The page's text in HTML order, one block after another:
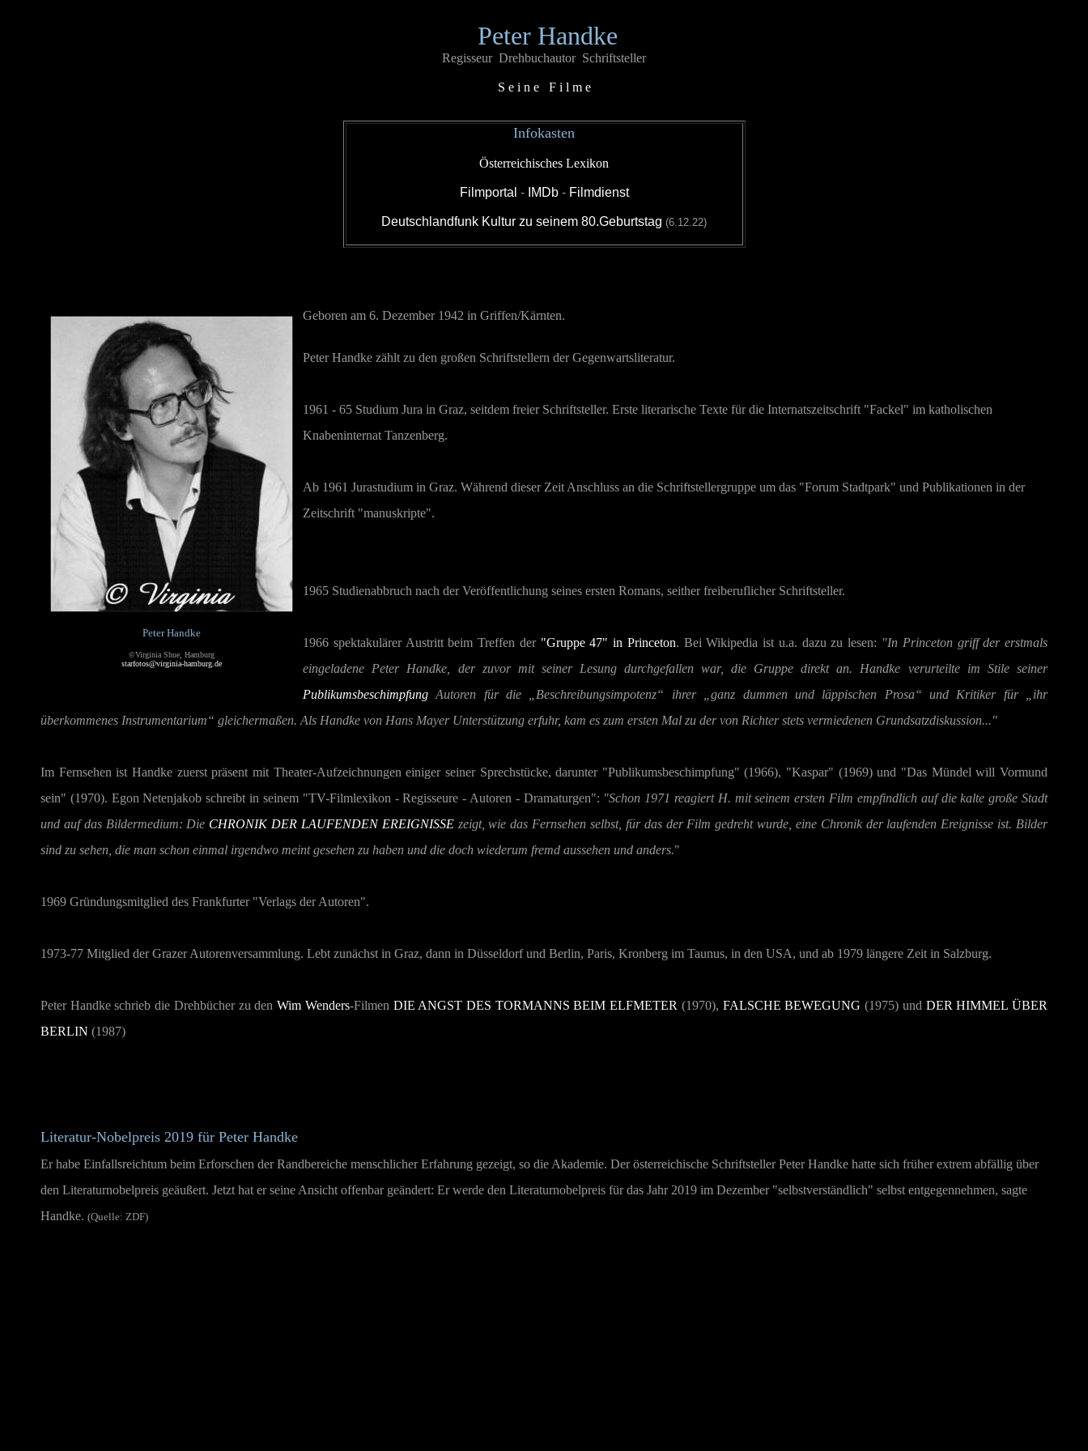
Peter Handke
Regisseur Drehbuchautor Schriftsteller
S e i n e F i l m e
Infokasten
Österreichisches Lexikon
Filmportal - IMDb- Filmdienst
Deutschlandfunk Kultur zu seinem 80.Geburtstag (6.12.22)
Peter Handke
©Virginia Shue, Hamburg
starfotos@virginia-hamburg.de
Geboren am 6. Dezember 1942 in Griffen/Kärnten.
Peter Handke zählt zu den großen Schriftstellern der Gegenwartsliteratur.
1961 - 65 Studium Jura in Graz, seitdem freier Schriftsteller. Erste literarische Texte für die Internatszeitschrift "Fackel" im katholischen
Knabeninternat Tanzenberg.
Ab 1961 Jurastudium in Graz. Während dieser Zeit Anschluss an die Schriftstellergruppe um das "Forum Stadtpark" und Publikationen in der
Zeitschrift "manuskripte".
1965 Studienabbruch nach der Veröffentlichung seines ersten Romans, seither freiberuflicher Schriftsteller.
1966 spektakulärer Austritt beim Treffen der "Gruppe 47" in Princeton. Bei Wikipedia ist u.a. dazu zu lesen: "In Princeton griff der erstmals
eingeladene Peter Handke, der zuvor mit seiner Lesung durchgefallen war, die Gruppe direkt an. Handke verurteilte im Stile seiner
Publikumsbeschimpfung Autoren für die „Beschreibungsimpotenz“ ihrer „ganz dummen und läppischen Prosa“ und Kritiker für „ihr
überkommenes Instrumentarium“ gleichermaßen. Als Handke von Hans Mayer Unterstützung erfuhr, kam es zum ersten Mal zu der von Richter stets vermiedenen Grundsatzdiskussion..."
Im Fernsehen ist Handke zuerst präsent mit Theater-Aufzeichnungen einiger seiner Sprechstücke, darunter "Publikumsbeschimpfung" (1966), "Kaspar" (1969) und "Das Mündel will Vormund
sein" (1970). Egon Netenjakob schreibt in seinem "TV-Filmlexikon - Regisseure - Autoren - Dramaturgen": "Schon 1971 reagiert H. mit seinem ersten Film empfindlich auf die kalte große Stadt
und auf das Bildermedium: Die CHRONIK DER LAUFENDEN EREIGNISSEzeigt, wie das Fernsehen selbst, für das der Film gedreht wurde, eine Chronik der laufenden Ereignisse ist. Bilder
sind zu sehen, die man schon einmal irgendwo meint gesehen zu haben und die doch wiederum fremd aussehen und anders."
1969 Gründungsmitglied des Frankfurter "Verlags der Autoren".
1973-77 Mitglied der Grazer Autorenversammlung. Lebt zunächst in Graz, dann in Düsseldorf und Berlin, Paris, Kronberg im Taunus, in den USA, und ab 1979 längere Zeit in Salzburg.
Peter Handke schrieb die Drehbücher zu denWim Wenders-Filmen DIE ANGST DES TORMANNS BEIM ELFMETER (1970), FALSCHE BEWEGUNG (1975) und DER HIMMEL ÜBER
BERLIN (1987)
Literatur-Nobelpreis 2019 für Peter Handke
Er habe Einfallsreichtum beim Erforschen der Randbereiche menschlicher Erfahrung gezeigt, so die Akademie. Der österreichische Schriftsteller Peter Handke hatte sich früher extrem abfällig über
den Literaturnobelpreis geäußert. Jetzt hat er seine Ansicht offenbar geändert: Er werde den Literaturnobelpreis für das Jahr 2019 im Dezember "selbstverständlich" selbst entgegennehmen, sagte
Handke. (Quelle: ZDF)